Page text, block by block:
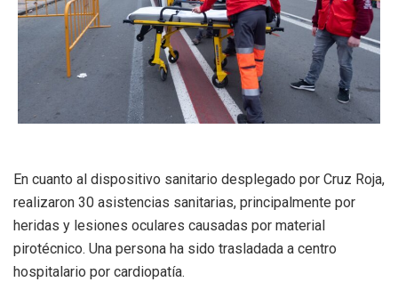
En cuanto al dispositivo sanitario desplegado por Cruz Roja,
realizaron 30 asistencias sanitarias, principalmente por
heridas y lesiones oculares causadas por material
pirotécnico. Una persona ha sido trasladada a centro
hospitalario por cardiopatía.